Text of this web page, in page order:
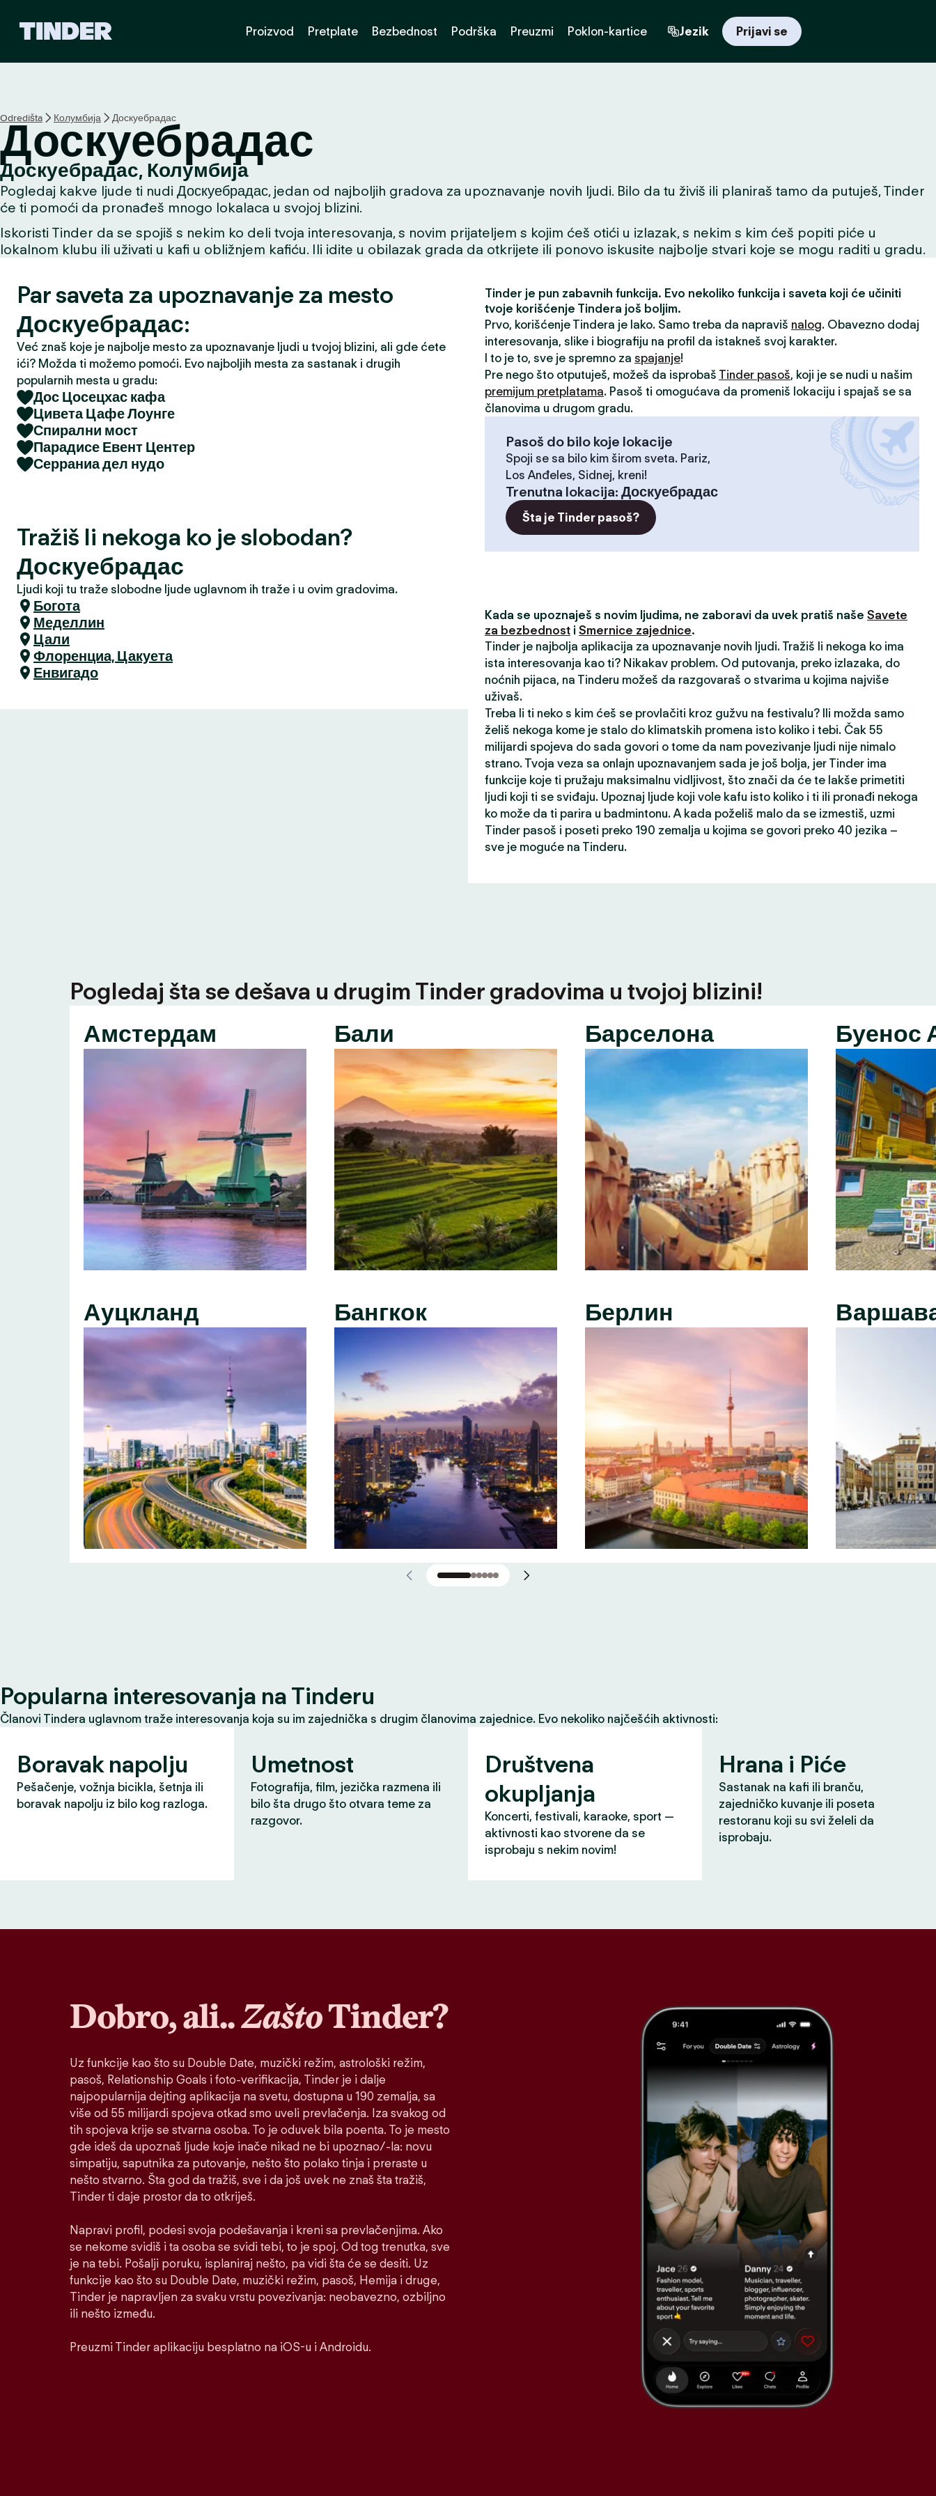
p
č
e
t
n
a
t
r
i
c
a
Proizvod Pretplate Bezbednost Podrška Preuzmi Poklon-kartice Jezik Prijavi se
Odredišta Колумбија Доскуебрадас
Доскуебрадас
Доскуебрадас, Колумбија
Pogledaj kakve ljude ti nudi Доскуебрадас, jedan od najboljih gradova za upoznavanje novih ljudi. Bilo da tu živiš ili planiraš tamo da putuješ, Tinder
će ti pomoći da pronađeš mnogo lokalaca u svojoj blizini.
Iskoristi Tinder da se spojiš s nekim ko deli tvoja interesovanja, s novim prijateljem s kojim ćeš otići u izlazak, s nekim s kim ćeš popiti piće u
lokalnom klubu ili uživati u kafi u obližnjem kafiću. Ili idite u obilazak grada da otkrijete ili ponovo iskusite najbolje stvari koje se mogu raditi u gradu.
Par saveta za upoznavanje za mesto
Доскуебрадас:
Već znaš koje je najbolje mesto za upoznavanje ljudi u tvojoj blizini, ali gde ćete
ići? Možda ti možemo pomoći. Evo najboljih mesta za sastanak i drugih
popularnih mesta u gradu:
Дос Цосецхас кафа
Цивета Цафе Лоунге
Спирални мост
Парадисе Евент Центер
Серраниа дел нудо
Tražiš li nekoga ko je slobodan?
Доскуебрадас
Ljudi koji tu traže slobodne ljude uglavnom ih traže i u ovim gradovima.
Богота
Меделлин
Цали
Флоренциа, Цакуета
Енвигадо
Tinder je pun zabavnih funkcija. Evo nekoliko funkcija i saveta koji će učiniti
tvoje korišćenje Tindera još boljim.
Prvo, korišćenje Tindera je lako. Samo treba da napraviš nalog. Obavezno dodaj
interesovanja, slike i biografiju na profil da istakneš svoj karakter.
I to je to, sve je spremno za spajanje!
Pre nego što otputuješ, možeš da isprobaš Tinder pasoš, koji je se nudi u našim
premijum pretplatama. Pasoš ti omogućava da promeniš lokaciju i spajaš se sa
članovima u drugom gradu.
Pasoš do bilo koje lokacije
Spoji se sa bilo kim širom sveta. Pariz,
Los Anđeles, Sidnej, kreni!
Trenutna lokacija: Доскуебрадас
Šta je Tinder pasoš?
Kada se upoznaješ s novim ljudima, ne zaboravi da uvek pratiš naše Savete
za bezbednost i Smernice zajednice.
Tinder je najbolja aplikacija za upoznavanje novih ljudi. Tražiš li nekoga ko ima
ista interesovanja kao ti? Nikakav problem. Od putovanja, preko izlazaka, do
noćnih pijaca, na Tinderu možeš da razgovaraš o stvarima u kojima najviše
uživaš.
Treba li ti neko s kim ćeš se provlačiti kroz gužvu na festivalu? Ili možda samo
želiš nekoga kome je stalo do klimatskih promena isto koliko i tebi. Čak 55
milijardi spojeva do sada govori o tome da nam povezivanje ljudi nije nimalo
strano. Tvoja veza sa onlajn upoznavanjem sada je još bolja, jer Tinder ima
funkcije koje ti pružaju maksimalnu vidljivost, što znači da će te lakše primetiti
ljudi koji ti se sviđaju. Upoznaj ljude koji vole kafu isto koliko i ti ili pronađi nekoga
ko može da ti parira u badmintonu. A kada poželiš malo da se izmestiš, uzmi
Tinder pasoš i poseti preko 190 zemalja u kojima se govori preko 40 jezika –
sve je moguće na Tinderu.
Pogledaj šta se dešava u drugim Tinder gradovima u tvojoj blizini!
Амстердам
Ауцкланд
Бали
Бангкок
Барселона
Берлин
Буенос
Popularna interesovanja na Tinderu
Članovi Tindera uglavnom traže interesovanja koja su im zajednička s drugim članovima zajednice. Evo nekoliko najčešćih aktivnosti:
Boravak napolju
Pešačenje, vožnja bicikla, šetnja ili
boravak napolju iz bilo kog razloga.
Umetnost
Fotografija, film, jezička razmena ili
bilo šta drugo što otvara teme za
razgovor.
Društvena
okupljanja
Koncerti, festivali, karaoke, sport —
aktivnosti kao stvorene da se
isprobaju s nekim novim!
Hrana i Piće
Sastanak na kafi ili branču,
zajedničko kuvanje ili poseta
restoranu koji su svi želeli da
isprobaju.
Dobro, ali..ZaštoTinder?
Uz funkcije kao što su Double Date, muzički režim, astrološki režim,
pasoš, Relationship Goals i foto-verifikacija, Tinder je i dalje
najpopularnija dejting aplikacija na svetu, dostupna u 190 zemalja, sa
više od 55 milijardi spojeva otkad smo uveli prevlačenja. Iza svakog od
tih spojeva krije se stvarna osoba. To je oduvek bila poenta. To je mesto
gde ideš da upoznaš ljude koje inače nikad ne bi upoznao/-la: novu
simpatiju, saputnika za putovanje, nešto što polako tinja i preraste u
nešto stvarno. Šta god da tražiš, sve i da još uvek ne znaš šta tražiš,
Tinder ti daje prostor da to otkriješ.
Napravi profil, podesi svoja podešavanja i kreni sa prevlačenjima. Ako
se nekome svidiš i ta osoba se svidi tebi, to je spoj. Od tog trenutka, sve
je na tebi. Pošalji poruku, isplaniraj nešto, pa vidi šta će se desiti. Uz
funkcije kao što su Double Date, muzički režim, pasoš, Hemija i druge,
Tinder je napravljen za svaku vrstu povezivanja: neobavezno, ozbiljno
ili nešto između.
Preuzmi Tinder aplikaciju besplatno na iOS-u i Androidu.